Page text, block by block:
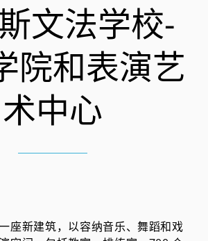
文法学校-
院和表演艺
术中心
座新建筑，以容纳音乐、舞蹈和戏